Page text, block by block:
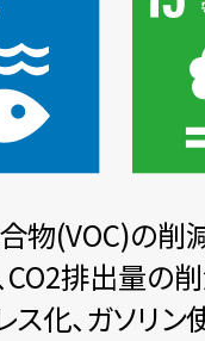
物(VOC)の削
排出量の削
化、ガソリ